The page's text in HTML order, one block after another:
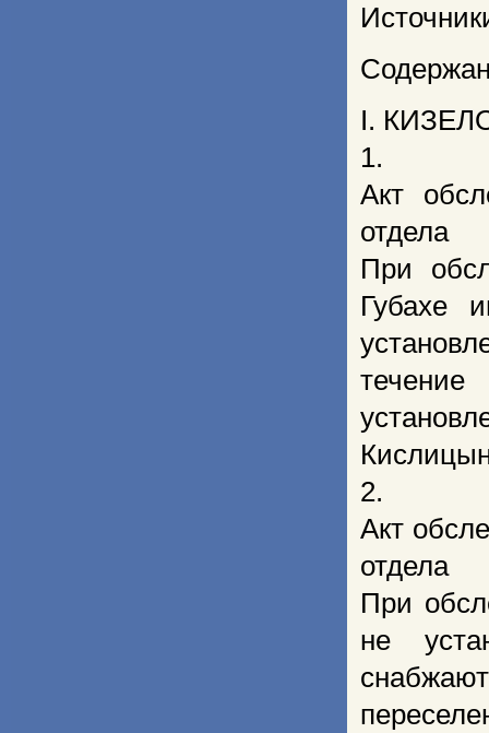
I.
1.
Акт
отдела
При
Губахе
2.
Акт
отдела
При
не